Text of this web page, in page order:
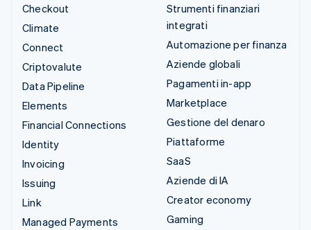
Checkout
Climate
Connect
Criptovalute
Data Pipeline
Elements
Financial Connections
Identity
Invoicing
Issuing
Link
Managed Payments
Strumenti finanziari
integrati
Automazione per finanza
Aziende globali
Pagamenti in-app
Marketplace
Gestione del denaro
Piattaforme
SaaS
Aziende di IA
Creator economy
Gaming